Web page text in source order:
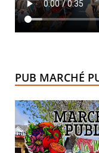
PUB MARCHÉ